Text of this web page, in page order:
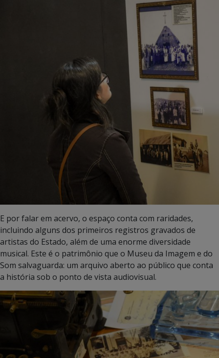
E por falar em acervo, o espaço conta com raridades,
incluindo alguns dos primeiros registros gravados de
artistas do Estado, além de uma enorme diversidade
musical. Este é o patrimônio que o Museu da Imagem e do
Som salvaguarda: um arquivo aberto ao público que conta
a história sob o ponto de vista audiovisual.